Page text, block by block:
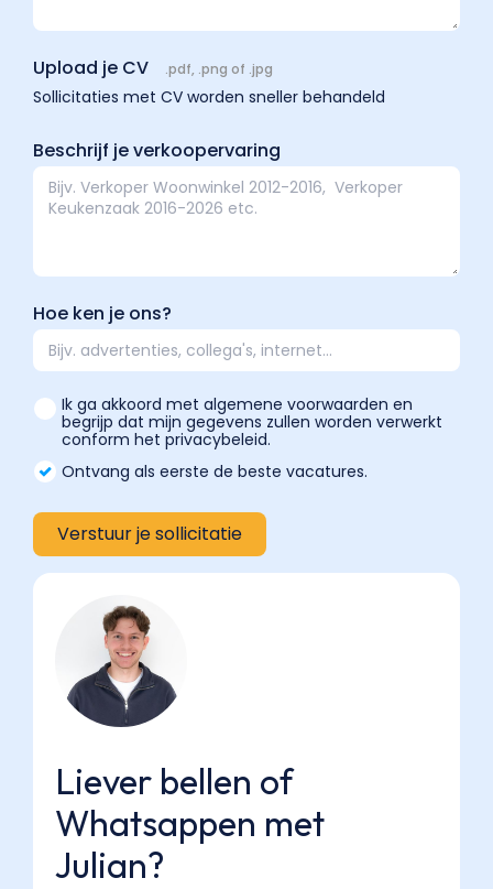
Upload je CV .pdf, .png of .jpg
Sollicitaties met CV worden sneller behandeld
Beschrijf je verkoopervaring
Hoe ken je ons?
Ik ga akkoord met algemene voorwaarden en
begrijp dat mijn gegevens zullen worden verwerkt
conform het privacybeleid.
Ontvang als eerste de beste vacatures.
Liever bellen of
Whatsappen met
Julian?